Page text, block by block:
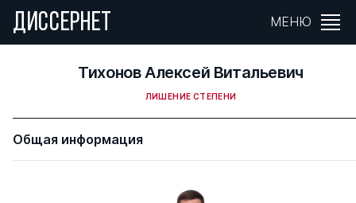
ДИССЕРНЕТ МЕНЮ
Тихонов Алексей Витальевич
ЛИШЕНИЕ СТЕПЕНИ
Общая информация